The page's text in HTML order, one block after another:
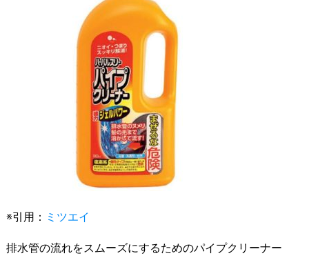
※引用： ミツエイ
排水管の流れをスムーズにするためのパイプクリーナー